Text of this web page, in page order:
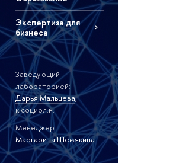
Экспертиза для
бизнеса
Заведующий
лабораторией:
Дарья Мальцева,
к.социол.н.
Менеджер:
Маргарита Шемякина